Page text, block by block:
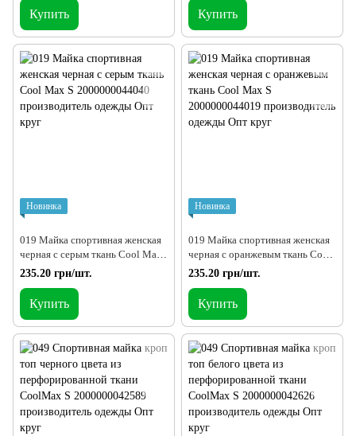
Купить Купить
Новинка
019 Майка спортивная женская
черная с серым ткань Cool Max
S
235.20 грн/шт.
Купить
Новинка
019 Майка спортивная женская
черная с оранжевым ткань Cool
Max S
235.20 грн/шт.
Купить